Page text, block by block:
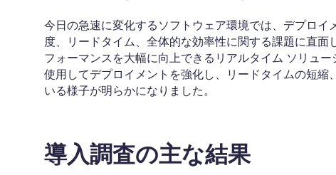
今日の急速に変化するソフトウェア環境では、デプロ
度、リードタイム、全体的な効率性に関する課題に直
フォーマンスを大幅に向上できるリアルタイム ソリュ
使用してデプロイメントを強化し、リードタイムの短
いる様子が明らかになりました。
導入調査の主な結果